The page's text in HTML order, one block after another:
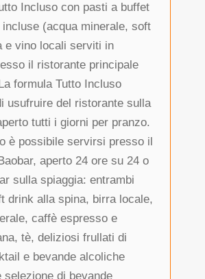
Incluso con pasti a buffet
incluse (acqua minerale, soft
e vino locali serviti in
il ristorante principale
formula Tutto Incluso
usufruire del ristorante sulla
tutti i giorni per pranzo.
è possibile servirsi presso il
aperto 24 ore su 24 o
sulla spiaggia: entrambi
drink alla spina, birra locale,
caffè espresso e
tè, deliziosi frullati di
e bevande alcoliche
selezione di bevande